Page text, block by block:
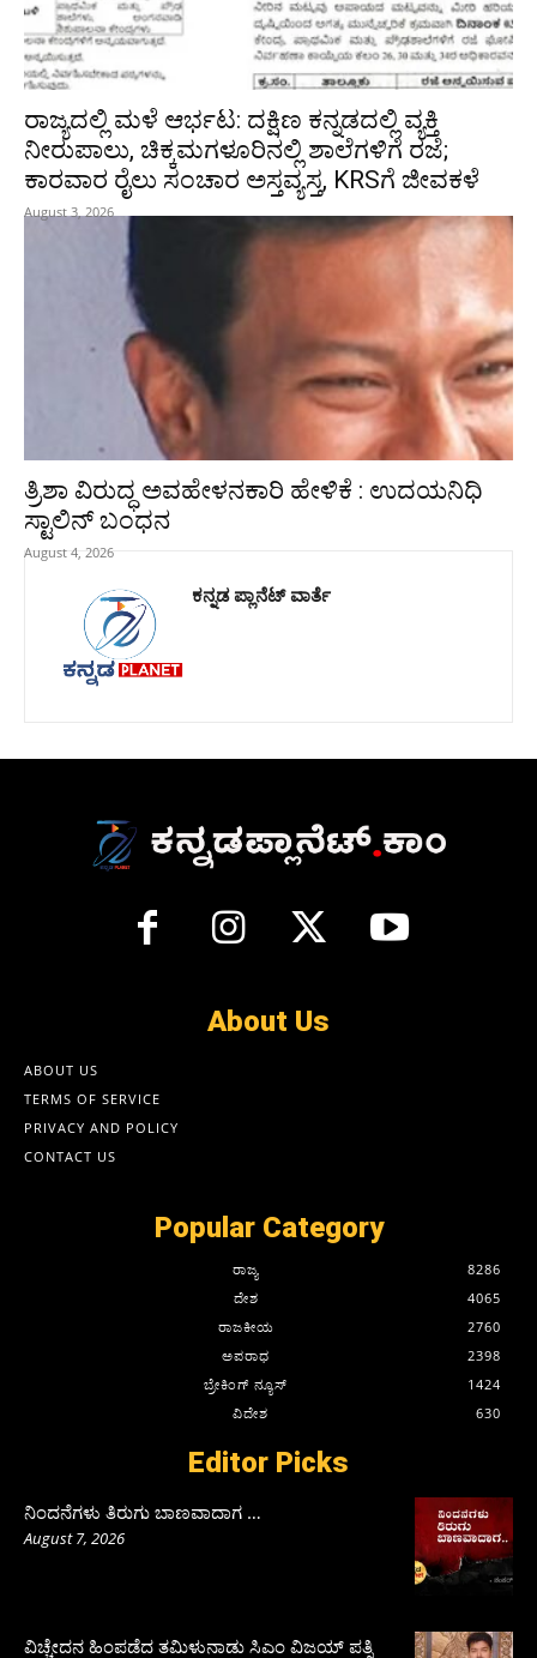
ರಾಜ್ಯದಲ್ಲಿ ಮಳೆ ಆರ್ಭಟ: ದಕ್ಷಿಣ ಕನ್ನಡದಲ್ಲಿ ವ್ಯಕ್ತಿ
ನೀರುಪಾಲು, ಚಿಕ್ಕಮಗಳೂರಿನಲ್ಲಿ ಶಾಲೆಗಳಿಗೆ ರಜೆ;
ಕಾರವಾರ ರೈಲು ಸಂಚಾರ ಅಸ್ತವ್ಯಸ್ತ, KRSಗೆ ಜೀವಕಳೆ
August 3, 2026
ತ್ರಿಶಾ ವಿರುದ್ಧ ಅವಹೇಳನಕಾರಿ ಹೇಳಿಕೆ : ಉದಯನಿಧಿ
ಸ್ಟಾಲಿನ್‌ ಬಂಧನ
August 4, 2026
ಕನ್ನಡ ಪ್ಲಾನೆಟ್ ವಾರ್ತೆ
About Us
ABOUT US
TERMS OF SERVICE
PRIVACY AND POLICY
CONTACT US
Popular Category
ರಾಜ್ಯ
8286
ದೇಶ
4065
ರಾಜಕೀಯ
2760
ಅಪರಾಧ
2398
ಬ್ರೇಕಿಂಗ್ ನ್ಯೂಸ್
1424
ವಿದೇಶ
630
Editor Picks
ನಿಂದನೆಗಳು ತಿರುಗು ಬಾಣವಾದಾಗ …
August 7, 2026
ವಿಚ್ಚೇದನ ಹಿಂಪಡೆದ ತಮಿಳುನಾಡು ಸಿಎಂ ವಿಜಯ್‌ ಪತ್ನಿ